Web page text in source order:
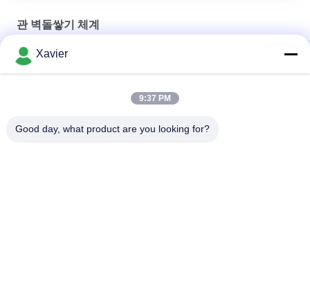
관 벽돌쌓기 체계
린 제품 및 작업 테이블을위한 둥근 섹션 이동 작업 벤치
Xavier
9:37 PM
Good day, what product are you looking for?